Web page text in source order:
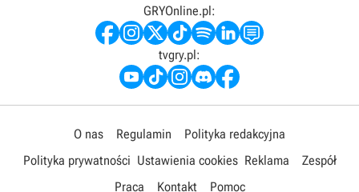
GRYOnline.pl:
tvgry.pl:
O nas Regulamin
Polityka redakcyjna
Polityka prywatności Ustawienia cookies Reklama
Zespół
Praca
Kontakt Pomoc